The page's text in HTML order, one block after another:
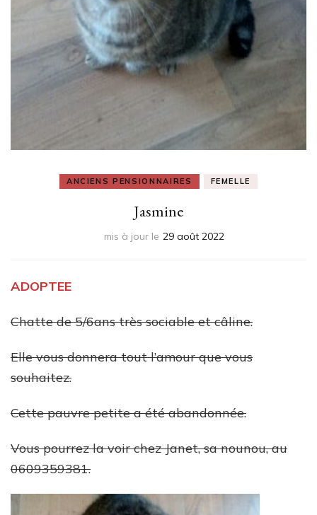
ANCIENS PENSIONNAIRES FEMELLE
Jasmine
mis à jour le 29 août 2022
ADOPTEE
Chatte de 5/6ans très sociable et câline.
Elle vous donnera tout l’amour que vous
souhaitez.
Cette pauvre petite a été abandonnée.
Vous pourrez la voir chez Janet, sa nounou, au
0609359381.